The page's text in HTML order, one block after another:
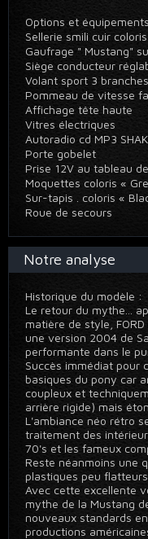
Options et
Sellerie smili cuir
Gaufrage " Mustang"
Siège conducteur
Volant sport 3
Pommeau de vitesse
Affichage tête haute
Vitres électriques
Autoradio cd MP3
Porte gobelet
Prise 12V au tableau
Moquettes coloris «
Sur-tapis . coloris «
Roue de secours
Notre analyse
Historique du modèle :
Le retour du mythe...
matière de style,
une version 2004 de
performante dans le
Succès immédiat pour
basiques du pony car
coupleux et
arrière rigide) mais
L'ambiance néo rétro
traitement des
70's et les fameux
Reste néanmoins une
plastiques peu
Avec cette excellente
mythe de la Mustang
nouveaux standards
productions